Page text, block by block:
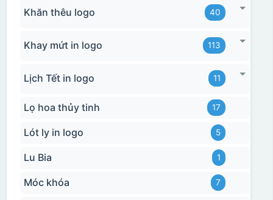
Khăn thêu logo 40
Khay mứt in logo 113
Lịch Tết in logo 11
Lọ hoa thủy tinh 17
Lót ly in logo 5
Lu Bia 1
Móc khóa 7